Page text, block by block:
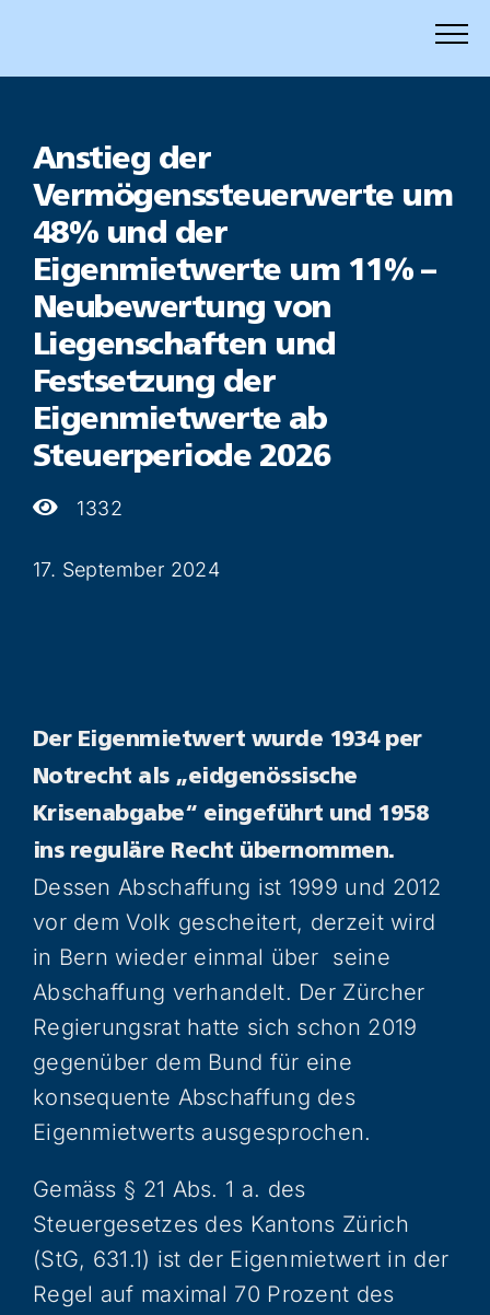
Inhalt
Anstieg der
Vermögenssteuerwerte um
48% und der
Eigenmietwerte um 11% –
Neubewertung von
Liegenschaften und
Festsetzung der
Eigenmietwerte ab
Steuerperiode 2026
1332
17. September 2024
Der Eigenmietwert wurde 1934 per
Notrecht als „eidgenössische
Krisenabgabe“ eingeführt und 1958
ins reguläre Recht übernommen.
Dessen Abschaffung ist 1999 und 2012
vor dem Volk gescheitert, derzeit wird
in Bern wieder einmal über seine
Abschaffung verhandelt. Der Zürcher
Regierungsrat hatte sich schon 2019
gegenüber dem Bund für eine
konsequente Abschaffung des
Eigenmietwerts ausgesprochen.
Gemäss § 21 Abs. 1 a. des
Steuergesetzes des Kantons Zürich
(StG, 631.1) ist der Eigenmietwert in der
Regel auf maximal 70 Prozent des